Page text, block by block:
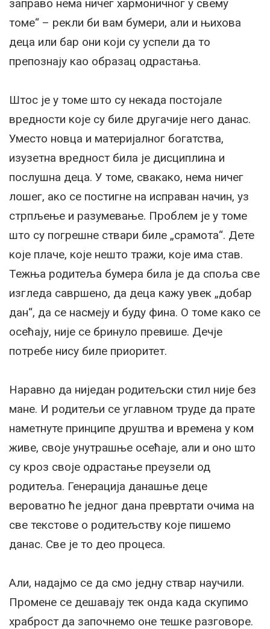
заправо нема ничег хармоничног у свему
томе“ – рекли би вам бумери, али и њихова
деца или бар они који су успели да то
препознају као образац одрастања.
Штос је у томе што су некада постојале
вредности које су биле другачије него данас.
Уместо новца и материјалног богатства,
изузетна вредност била је дисциплина и
послушна деца. У томе, свакако, нема ничег
лошег, ако се постигне на исправан начин, уз
стрпљење и разумевање. Проблем је у томе
што су погрешне ствари биле „срамота“. Дете
које плаче, које нешто тражи, које има став.
Тежња родитеља бумера била је да споља све
изгледа савршено, да деца кажу увек „добар
дан“, да се насмеју и буду фина. О томе како се
осећају, није се бринуло превише. Дечје
потребе нису биле приоритет.
Наравно да ниједан родитељски стил није без
мане. И родитељи се углавном труде да прате
наметнуте принципе друштва и времена у ком
живе, своје унутрашње осећаје, али и оно што
су кроз своје одрастање преузели од
родитеља. Генерација данашње деце
вероватно ће једног дана превртати очима на
све текстове о родитељству које пишемо
данас. Све је то део процеса.
Али, надајмо се да смо једну ствар научили.
Промене се дешавају тек онда када скупимо
храброст да започнемо оне тешке разговоре.